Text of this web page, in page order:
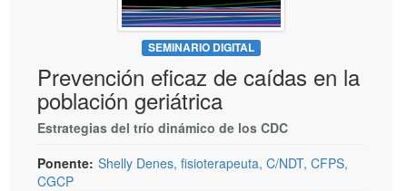
SEMINARIO DIGITAL
Prevención eficaz de caídas en la
población geriátrica
Estrategias del trío dinámico de los CDC
Ponente: Shelly Denes, fisioterapeuta, C/NDT, CFPS,
CGCP